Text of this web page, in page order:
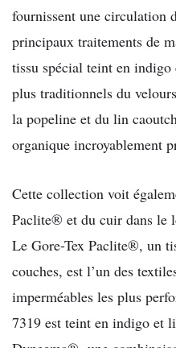
fournissent une circulation
principaux traitements de
tissu spécial teint en
plus traditionnels du
la popeline et du lin
organique incroyablement
Cette collection voit
Paclite® et du cuir dans le
Le Gore-Tex Paclite®, un
couches, est l’un des
imperméables les plus
7319 est teint en indigo et